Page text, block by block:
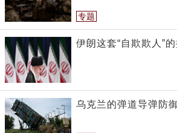
专题
伊朗这套“自欺欺人”
乌克兰的弹道导弹防